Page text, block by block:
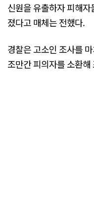
신원을 유출하자 피해
졌다고 매체는 전했다.
경찰은 고소인 조사를
조만간 피의자를 소환해